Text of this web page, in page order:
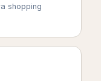
shopping